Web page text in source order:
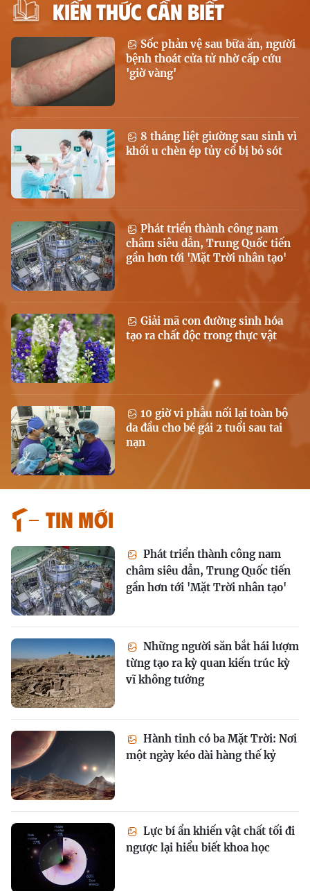
KIẾN THỨC CẦN BIẾT
Sốc phản vệ sau bữa ăn, người
bệnh thoát cửa tử nhờ cấp cứu
'giờ vàng'
8 tháng liệt giường sau sinh vì
khối u chèn ép tủy cổ bị bỏ sót
Phát triển thành công nam
châm siêu dẫn, Trung Quốc tiến
gần hơn tới 'Mặt Trời nhân tạo'
Giải mã con đường sinh hóa
tạo ra chất độc trong thực vật
10 giờ vi phẫu nối lại toàn bộ
da đầu cho bé gái 2 tuổi sau tai
nạn
Tin mới
Phát triển thành công nam
châm siêu dẫn, Trung Quốc tiến
gần hơn tới 'Mặt Trời nhân tạo'
Những người săn bắt hái lượm
từng tạo ra kỳ quan kiến trúc kỳ
vĩ không tưởng
Hành tinh có ba Mặt Trời: Nơi
một ngày kéo dài hàng thế kỷ
Lực bí ẩn khiến vật chất tối đi
ngược lại hiểu biết khoa học